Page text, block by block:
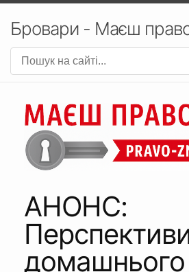
Бровари - Маєш
АНОНС:
домашнього